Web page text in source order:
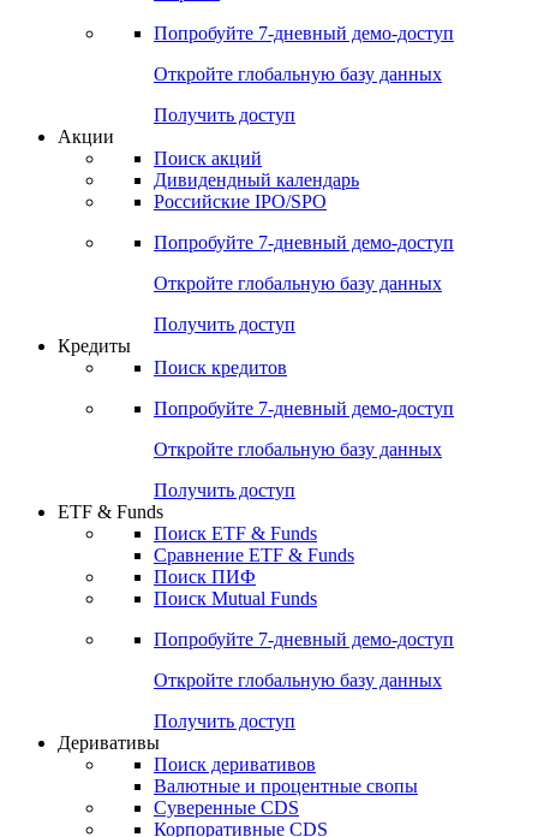
Cbonds Pages
Опросы
Попробуйте7-дневный
Откройте глобальную базу данных
Получить доступ
Поиск акций
Российские IPO/SPO
Попробуйте7-дневный
Откройте глобальную базу данных
Получить доступ
Поиск кредитов
Попробуйте7-дневный
Откройте глобальную базу данных
Получить доступ
ETF & Funds
Сравнение ETF & Funds
Поиск Mutual Funds
Попробуйте7-дневный
Откройте глобальную базу данных
Получить доступ
Деривативы